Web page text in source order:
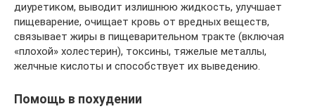
диуретиком, выводит излишнюю жидкость, улучшает
пищеварение, очищает кровь от вредных веществ,
связывает жиры в пищеварительном тракте (включая
«плохой» холестерин), токсины, тяжелые металлы,
желчные кислоты и способствует их выведению.
Помощь в похудении